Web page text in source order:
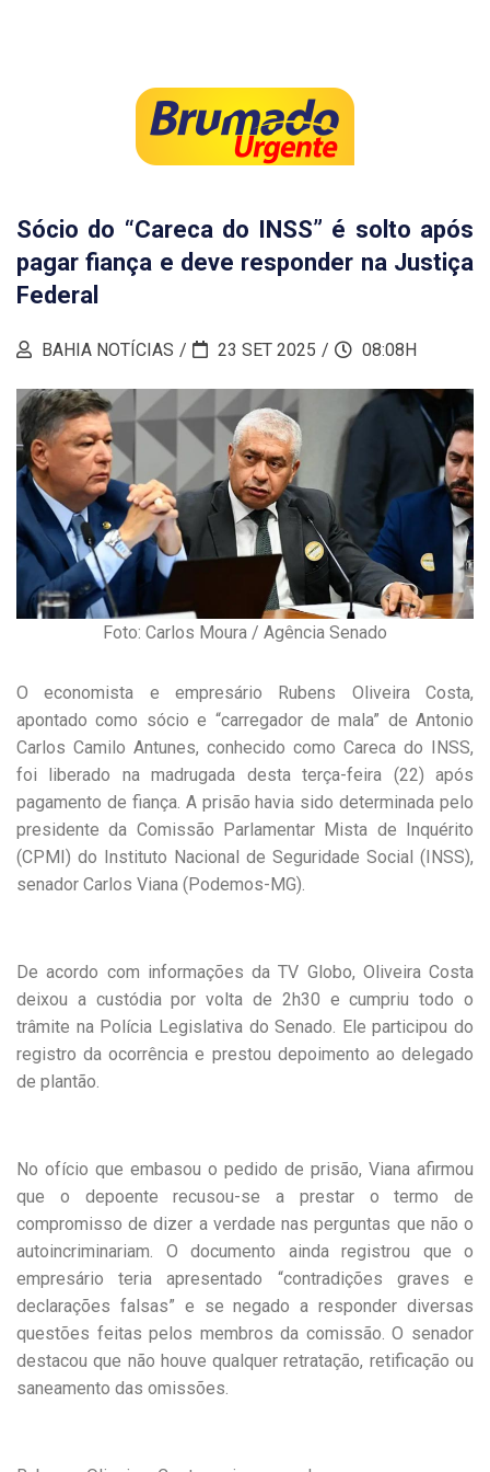
Sócio do “Careca do INSS” é solto após
pagar fiança e deve responder na Justiça
Federal
BAHIA NOTÍCIAS 23 SET 2025 08:08H
Foto: Carlos Moura / Agência Senado
O economista e empresário Rubens Oliveira Costa,
apontado como sócio e “carregador de mala” de Antonio
Carlos Camilo Antunes, conhecido como Careca do INSS,
foi liberado na madrugada desta terça-feira (22) após
pagamento de fiança. A prisão havia sido determinada pelo
presidente da Comissão Parlamentar Mista de Inquérito
(CPMI) do Instituto Nacional de Seguridade Social (INSS),
senador Carlos Viana (Podemos-MG).
De acordo com informações da TV Globo, Oliveira Costa
deixou a custódia por volta de 2h30 e cumpriu todo o
trâmite na Polícia Legislativa do Senado. Ele participou do
registro da ocorrência e prestou depoimento ao delegado
de plantão.
No ofício que embasou o pedido de prisão, Viana afirmou
que o depoente recusou-se a prestar o termo de
compromisso de dizer a verdade nas perguntas que não o
autoincriminariam. O documento ainda registrou que o
empresário teria apresentado “contradições graves e
declarações falsas” e se negado a responder diversas
questões feitas pelos membros da comissão. O senador
destacou que não houve qualquer retratação, retificação ou
saneamento das omissões.